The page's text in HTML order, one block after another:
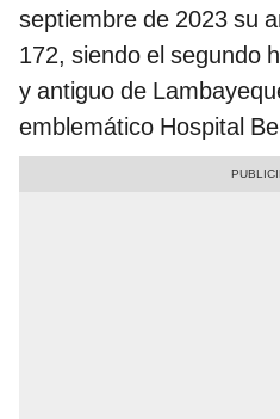
septiembre de 2023 su
172, siendo el segundo
y antiguo de
emblemático Hospital